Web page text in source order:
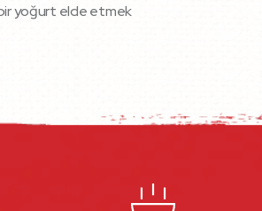
bir yoğurt elde etmek